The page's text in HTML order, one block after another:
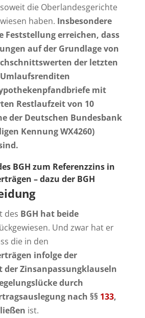
soweit die Oberlandesgerichte
haben. Insbesondere
Feststellung erreichen, dass
auf der Grundlage von
der letzten
mit
Restlaufzeit von 10
der Deutschen Bundesbank
Kennung WX4260)
BGH zum Referenzzins in
– dazu der BGH
des BGH hat beide
Und zwar hat er
die in den
infolge der
Zinsanpassungklauseln
durch
nach §§ 133,
ist.